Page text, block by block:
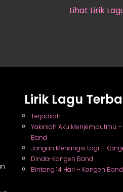
Lihat Lirik
Lirik Lagu
Terjadilah
Yakinlah Aku Menjemputmu –
Band
Jangan Menangis Lagi –
Dinda-Kangen Band
Bintang 14 Hari – Kangen Band